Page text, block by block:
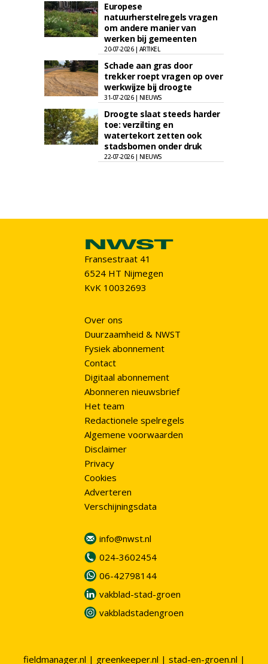
Europese
natuurherstelregels vragen
om andere manier van
werken bij gemeenten
20-07-2026 | ARTIKEL
Schade aan gras door
trekker roept vragen op over
werkwijze bij droogte
31-07-2026 | NIEUWS
Droogte slaat steeds harder
toe: verzilting en
watertekort zetten ook
stadsbomen onder druk
22-07-2026 | NIEUWS
Fransestraat 41
6524 HT Nijmegen
KvK 10032693
Over ons
Duurzaamheid & NWST
Fysiek abonnement
Contact
Digitaal abonnement
Abonneren nieuwsbrief
Het team
Redactionele spelregels
Algemene voorwaarden
Disclaimer
Privacy
Cookies
Adverteren
Verschijningsdata
info@nwst.nl
024-3602454
06-42798144
vakblad-stad-groen
vakbladstadengroen
fieldmanager.nl | greenkeeper.nl | stad-en-groen.nl |